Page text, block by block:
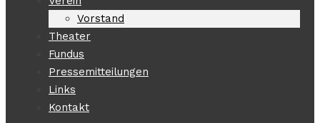
Vorstand
Theater
Fundus
Pressemitteilungen
Links
Kontakt